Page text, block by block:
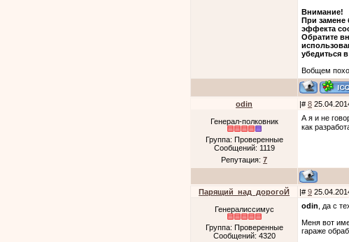
Внимание!
При замене
эффекта
Обратите
убедиться
Вобщем
odin |# 8
Генерал-полковник
Группа: Проверенные
Сообщений: 1119
Репутация: 7
А я и не
как
Парящий_над_дорогоЙ |# 9
Генералиссимус
Группа: Проверенные
Сообщений: 4320
odin , да с
Меня вот
гараже